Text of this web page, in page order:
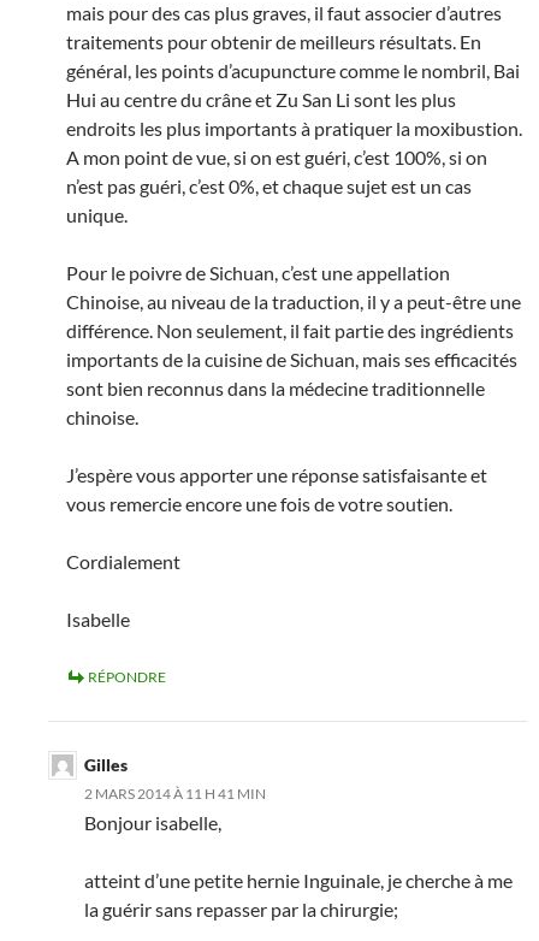
mais pour des cas plus graves, il faut associer d’autres
traitements pour obtenir de meilleurs résultats. En
général, les points d’acupuncture comme le nombril, Bai
Hui au centre du crâne et Zu San Li sont les plus
endroits les plus importants à pratiquer la moxibustion.
A mon point de vue, si on est guéri, c’est 100%, si on
n’est pas guéri, c’est 0%, et chaque sujet est un cas
unique.
Pour le poivre de Sichuan, c’est une appellation
Chinoise, au niveau de la traduction, il y a peut-être une
différence. Non seulement, il fait partie des ingrédients
importants de la cuisine de Sichuan, mais ses efficacités
sont bien reconnus dans la médecine traditionnelle
chinoise.
J’espère vous apporter une réponse satisfaisante et
vous remercie encore une fois de votre soutien.
Cordialement
Isabelle
RÉPONDRE
Gilles
2 MARS 2014 À 11 H 41 MIN
Bonjour isabelle,
atteint d’une petite hernie Inguinale, je cherche à me
la guérir sans repasser par la chirurgie;